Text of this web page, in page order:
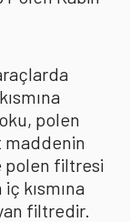
polen
maddenin
polen filtresi
kısmına
filtredir.